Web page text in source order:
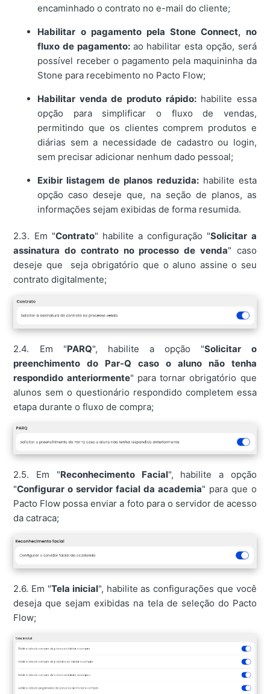
encaminhado o contrato no e-mail do cliente;
Habilitar o pagamento pela Stone Connect, no
fluxo de pagamento: ao habilitar esta opção, será
possível receber o pagamento pela maquininha da
Stone para recebimento no Pacto Flow;
Habilitar venda de produto rápido:habilite essa
opção para simplificar o fluxo de vendas,
permitindo que os clientes comprem produtos e
diárias sem a necessidade de cadastro ou login,
sem precisar adicionar nenhum dado pessoal;
Exibir listagem de planos reduzida:habilite esta
opção caso deseje que, na seção de planos, as
informações sejam exibidas de forma resumida.
2.3. Em "Contrato" habilite a configuração "Solicitar a
assinatura do contrato no processo de venda" caso
deseje que seja obrigatório que o aluno assine o seu
contrato digitalmente;
2.4. Em "PARQ", habilite a opção "Solicitar o
preenchimento do Par-Q caso o aluno não tenha
respondido anteriormente" para tornar obrigatório que
alunos sem o questionário respondido completem essa
etapa durante o fluxo de compra;
2.5. Em "Reconhecimento Facial", habilite a opção
"Configurar o servidor facial da academia" para que o
Pacto Flow possa enviar a foto para o servidor de acesso
da catraca;
2.6. Em "Tela inicial", habilite as configurações que você
deseja que sejam exibidas na tela de seleção do Pacto
Flow;